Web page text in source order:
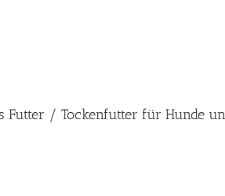
Futter / Tockenfutter für Hunde